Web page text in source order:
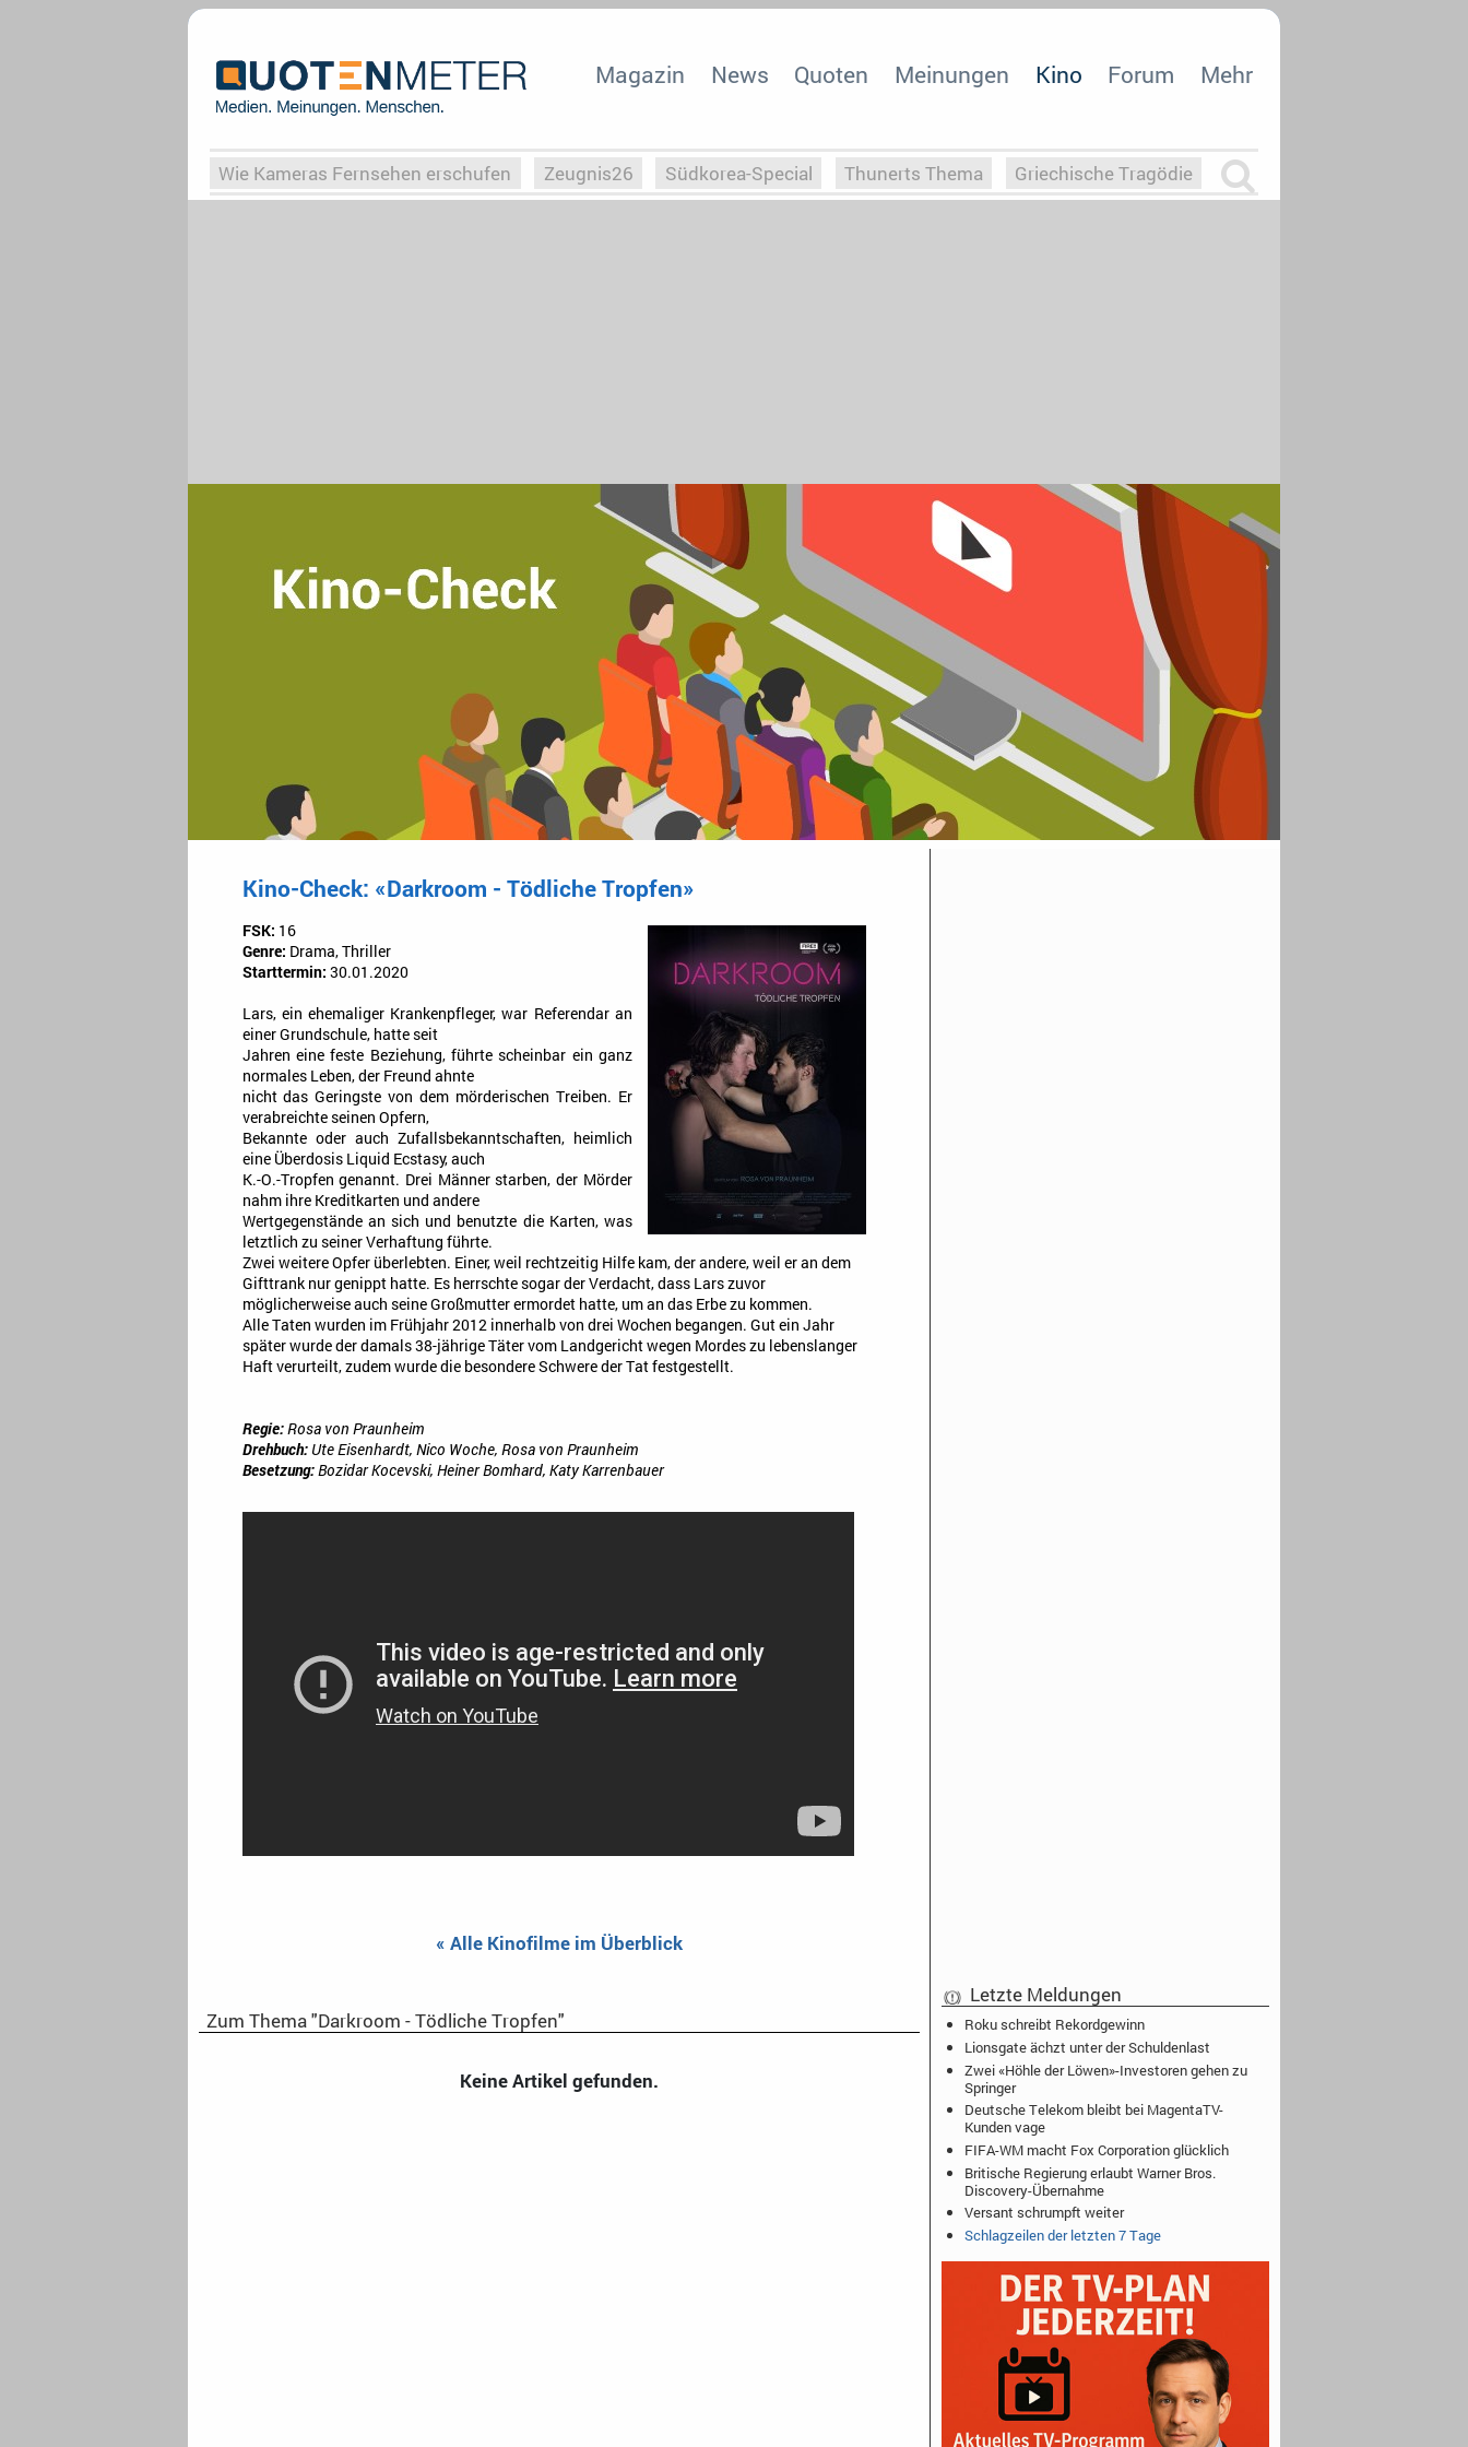
Magazin News Quoten Meinungen Kino Forum Mehr
Wie Kameras Fernsehen erschufen Zeugnis26 Südkorea-Special Thunerts Thema Griechische Tragödie
Kino-Check: «Darkroom - Tödliche Tropfen»
FSK: 16
Genre: Drama, Thriller
Starttermin: 30.01.2020
Lars, ein ehemaliger Krankenpfleger, war Referendar an
einer Grundschule, hatte seit
Jahren eine feste Beziehung, führte scheinbar ein ganz
normales Leben, der Freund ahnte
nicht das Geringste von dem mörderischen Treiben. Er
verabreichte seinen Opfern,
Bekannte oder auch Zufallsbekanntschaften, heimlich
eine Überdosis Liquid Ecstasy, auch
K.-O.-Tropfen genannt. Drei Männer starben, der Mörder
nahm ihre Kreditkarten und andere
Wertgegenstände an sich und benutzte die Karten, was
letztlich zu seiner Verhaftung führte.
Zwei weitere Opfer überlebten. Einer, weil rechtzeitig Hilfe kam, der andere, weil er an dem
Gifttrank nur genippt hatte. Es herrschte sogar der Verdacht, dass Lars zuvor
möglicherweise auch seine Großmutter ermordet hatte, um an das Erbe zu kommen.
Alle Taten wurden im Frühjahr 2012 innerhalb von drei Wochen begangen. Gut ein Jahr
später wurde der damals 38-jährige Täter vom Landgericht wegen Mordes zu lebenslanger
Haft verurteilt, zudem wurde die besondere Schwere der Tat festgestellt.
Regie:Rosa von Praunheim
Drehbuch:Ute Eisenhardt, Nico Woche, Rosa von Praunheim
Besetzung:Bozidar Kocevski, Heiner Bomhard, Katy Karrenbauer
« Alle Kinofilme im Überblick
Zum Thema "Darkroom - Tödliche Tropfen"
Keine Artikel gefunden.
Letzte Meldungen
Roku schreibt Rekordgewinn
Lionsgate ächzt unter der Schuldenlast
Zwei «Höhle der Löwen»-Investoren gehen zu
Springer
Deutsche Telekom bleibt bei MagentaTV-
Kunden vage
FIFA-WM macht Fox Corporation glücklich
Britische Regierung erlaubt Warner Bros.
Discovery-Übernahme
Versant schrumpft weiter
Schlagzeilen der letzten 7 Tage